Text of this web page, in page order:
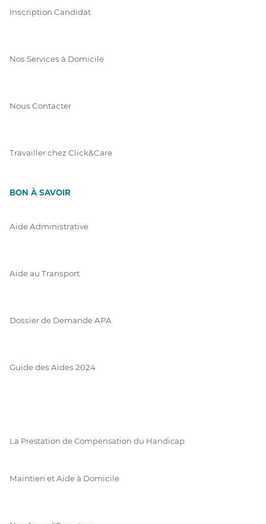
Inscription Candidat
Nos Services à Domicile
Nous Contacter
Travailler chez Click&Care
BON À SAVOIR
Aide Administrative
Aide au Transport
Dossier de Demande APA
Guide des Aides 2024
La Prestation de Compensation du Handicap
Maintien et Aide à Domicile